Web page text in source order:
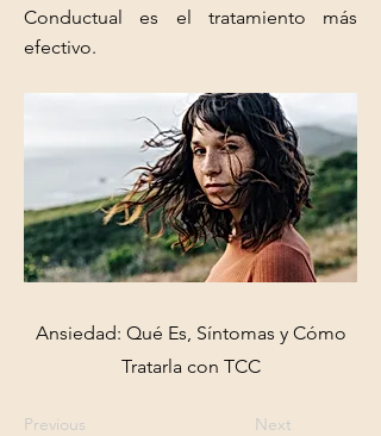
Conductual es el tratamiento más
efectivo.
Ansiedad: Qué Es, Síntomas y Cómo
Tratarla con TCC
Previous Next